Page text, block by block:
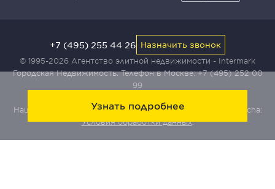
Узнать подробнее
© 1995-2026 Агентство элитной недвижимости - Intermark
Городская Недвижимость. Телефон в Москве:+7 (495) 252 00
99
Наш сайт защищен с помощью сервиса Yandex SmartCaptcha:
Условия обработки данных.
+7 (495) 255 44 26 Назначить звонок